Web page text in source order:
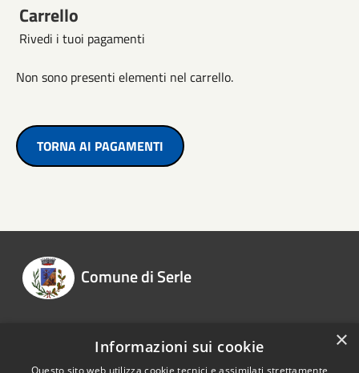
Carrello
Rivedi i tuoi pagamenti
Non sono presenti elementi nel carrello.
TORNA AI PAGAMENTI
Comune di Serle
Recapiti e contatti
×
Informazioni sui cookie
Questo sito web utilizza cookie tecnici e assimilati strettamente